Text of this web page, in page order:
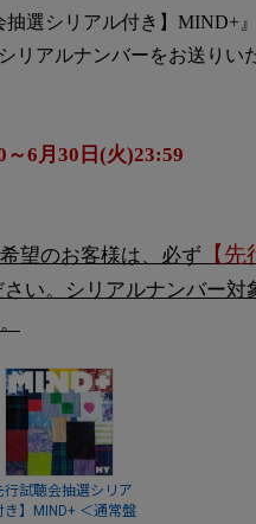
選シリアル付き】MIND+
リアルナンバーをお送りい
6月30日(火)23:59
望のお客様は、必ず 【
い。シリアルナンバー対
行試聴会抽選シリア
き】MIND+ ＜通常盤